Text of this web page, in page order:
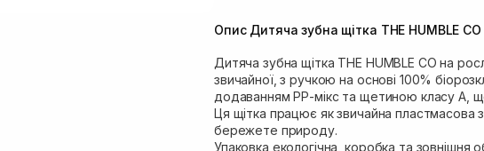
Самовивіз м. Рівне, вул. Кулика і
Опис Дитяча зубна щітка THE HUMBLE
Дитяча зубна щітка THE HUMBLE CO на
звичайної, з ручкою на основі 100%
додаванням РР-мікс та щетиною класу А,
Ця щітка працює як звичайна пластмасова
бережете природу.
Упаковка екологічна, коробка та зовнішня